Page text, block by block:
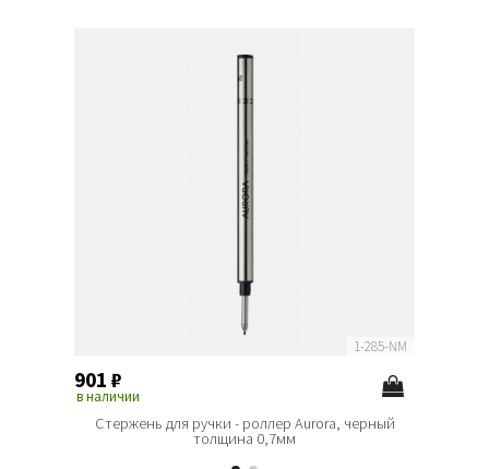
1-285-NM
901 ₽
в наличии
Стержень для ручки - роллер Aurora, черный
толщина 0,7мм